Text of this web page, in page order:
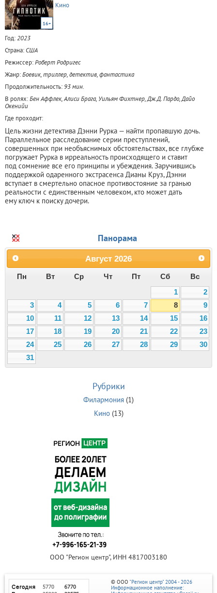
16+
Кино
Год:2023
Страна: США
Режиссер:Роберт Родригес
Жанр:Боевик, триллер, детектив, фантастика
Продолжительность: 93 мин.
В ролях:Бен Аффлек, Алиси Брага, Уильям Фихтнер, Дж.Д. Пардо, Дайо
Окенийи
Где проходит:
Цель жизни детектива Дэнни Рурка — найти пропавшую дочь.
Параллельное расследование серии преступлений,
совершенных при необъяснимых обстоятельствах, все глубже
погружает Рурка в ирреальность происходящего и ставит
под сомнение все его принципы и убеждения. Заручившись
поддержкой одаренного экстрасенса Дианы Круз, Дэнни
вступает в смертельно опасное противостояние за гранью
реальности с единственным человеком, кто может дать
ему ключ к поиску дочери.
Панорама
Август 2026
Пн Вт Ср Чт Пт Сб
Вс
1
2
3
4 5 6 7 8
9
10
11 12 13 14 15
16
17
18 19 20 21 22
23
24
25 26 27 28 29
30
31
Рубрики
Филармония (1)
Кино(13)
ООО "Регион центр", ИНН 4817003180
© ООО "Регион центр" 2004 - 2026
Информационное наполнение: